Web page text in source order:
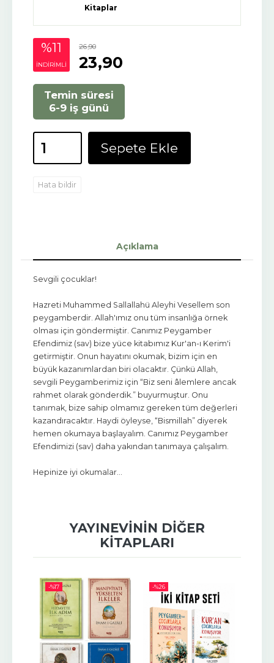
Kitaplar
%11
INDIRIMLI
26,90
23,90
Temin süresi
6-9 iş günü
Sepete Ekle
Hata bildir
Açıklama
Sevgili çocuklar!
Hazreti Muhammed Sallallahü Aleyhi Vesellem son
peygamberdir. Allah'ımız onu tüm insanlığa örnek
olması için göndermiştir. Canımız Peygamber
Efendimiz (sav) bize yüce kitabımız Kur'an-ı Kerim'i
getirmiştir. Onun hayatını okumak, bizim için en
büyük kazanımlardan biri olacaktır. Çünkü Allah,
sevgili Peygamberimiz için “Biz seni âlemlere ancak
rahmet olarak gönderdik.” buyurmuştur. Onu
tanımak, bize sahip olmamız gereken tüm değerleri
kazandıracaktır. Haydi öyleyse, “Bismillah” diyerek
hemen okumaya başlayalım. Canımız Peygamber
Efendimizi (sav) daha yakından tanımaya çalışalım.
Hepinize iyi okumalar...
YAYINEVININ DIĞER
KITAPLARI
-%17 -%26